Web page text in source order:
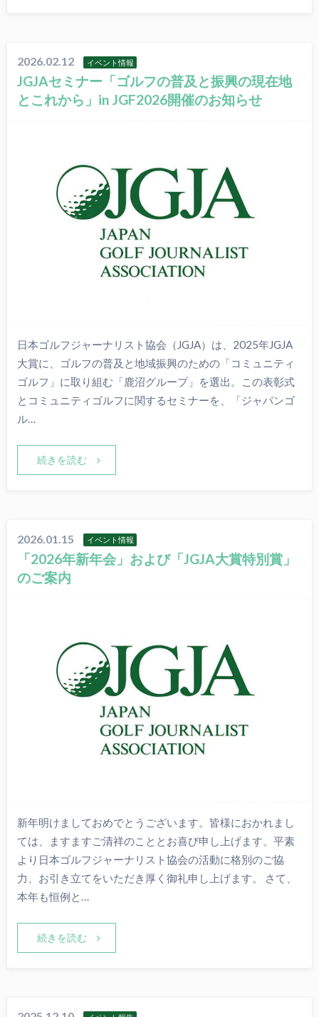
2026.02.12 イベント情報
JGJAセミナー「ゴルフの普及と振興の現在地
とこれから」in JGF2026開催のお知らせ
日本ゴルフジャーナリスト協会（JGJA）は、2025年JGJA
大賞に、ゴルフの普及と地域振興のための「コミュニティ
ゴルフ」に取り組む「鹿沼グループ」を選出。この表彰式
とコミュニティゴルフに関するセミナーを、「ジャパンゴ
ル…
続きを読む
2026.01.15 イベント情報
「2026年新年会」および「JGJA大賞特別賞」
のご案内
新年明けましておめでとうございます。皆様におかれまし
ては、ますますご清祥のこととお喜び申し上げます。平素
より日本ゴルフジャーナリスト協会の活動に格別のご協
力、お引き立てをいただき厚く御礼申し上げます。 さて、
本年も恒例と…
続きを読む